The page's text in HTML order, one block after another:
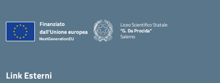
Liceo Scientifico Statale
“G. Da Procida”
Salerno
Link Esterni